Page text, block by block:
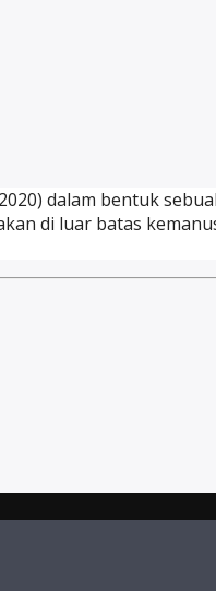
dalam bentuk
di luar batas